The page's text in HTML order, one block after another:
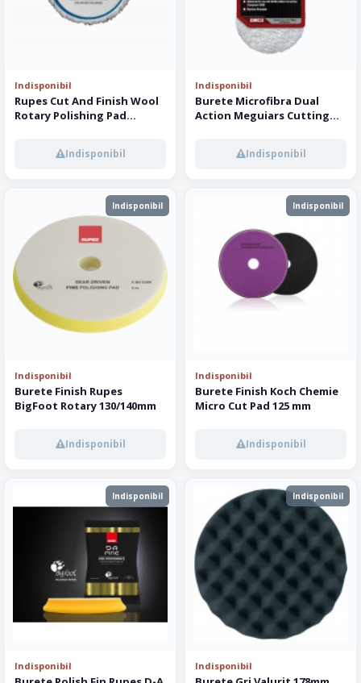
Indisponibil
Rupes Cut And Finish Wool
Rotary Polishing Pad
Indisponibil
Indisponibil
Burete Microfibra Dual
Action Meguiars Cutting
Indisponibil
Indisponibil
Indisponibil
Burete Finish Rupes
BigFoot Rotary 130/140mm
Indisponibil
Indisponibil
Indisponibil
Burete Finish Koch Chemie
Micro Cut Pad 125 mm
Indisponibil
Indisponibil
Indisponibil
Indisponibil
Indisponibil